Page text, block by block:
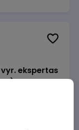
ekspertas